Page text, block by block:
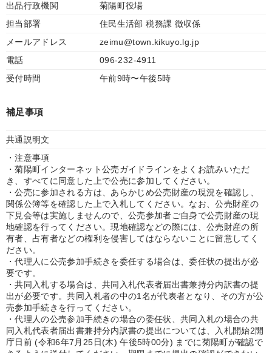
出品行政機関
菊陽町役場
担当部署
住民生活部 税務課 徴収係
メールアドレス
zeimu@town.kikuyo.lg.jp
電話
096-232-4911
受付時間
午前9時〜午後5時
補足事項
共通説明文
・注意事項
・菊陽町インターネット公売ガイドラインをよくお読みいただ
き、すべてに同意した上で公売に参加してください。
・公売に参加される方は、あらかじめ公売財産の現況を確認し、
関係公簿等を確認した上で入札してください。なお、公売財産の
下見会等は実施しませんので、公売参加者ご自身で公売財産の現
地確認を行ってください。現地確認などの際には、公売財産の所
有者、占有者などの権利を侵害してはならないことに留意してく
ださい。
・代理人に公売参加手続きを委任する場合は、委任状の提出が必
要です。
・共同入札する場合は、共同入札代表者届出書兼持分内訳書の提
出が必要です。共同入札者の中の1名が代表者となり、その方が公
売参加手続きを行ってください。
・代理人の公売参加手続きの場合の委任状、共同入札の場合の共
同入札代表者届出書兼持分内訳書の提出については、入札開始2開
庁日前 (令和6年7月25日(木) 午後5時00分) までに菊陽町が確認で